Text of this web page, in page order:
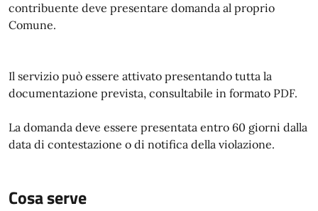
contribuente deve presentare domanda al proprio
Comune.
Il servizio può essere attivato presentando tutta la
documentazione prevista, consultabile in formato PDF.
La domanda deve essere presentata entro 60 giorni dalla
data di contestazione o di notifica della violazione.
Cosa serve